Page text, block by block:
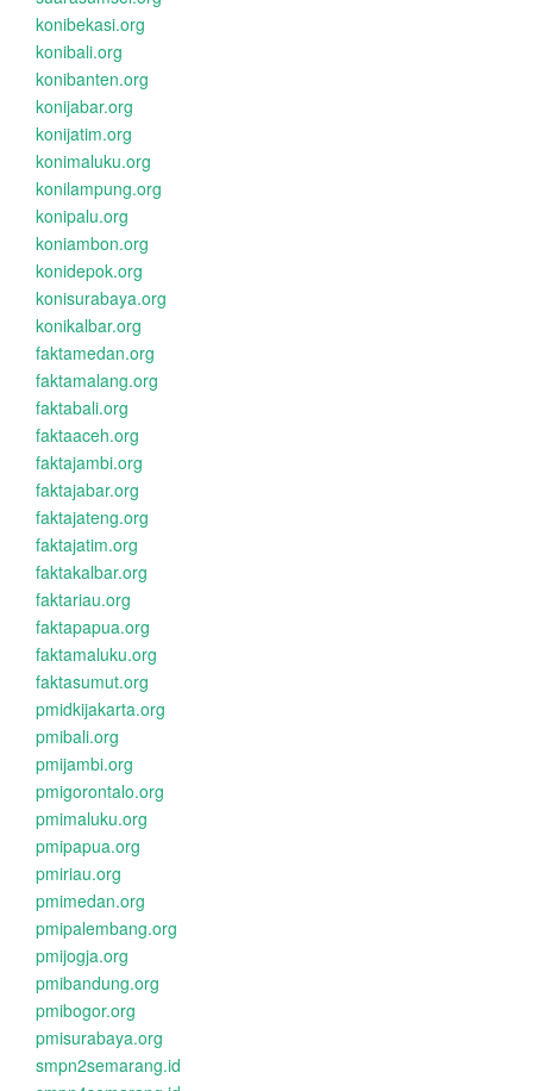
konibekasi.org
konibali.org
konibanten.org
konijabar.org
konijatim.org
konimaluku.org
konilampung.org
konipalu.org
koniambon.org
konidepok.org
konisurabaya.org
konikalbar.org
faktamedan.org
faktamalang.org
faktabali.org
faktaaceh.org
faktajambi.org
faktajabar.org
faktajateng.org
faktajatim.org
faktakalbar.org
faktariau.org
faktapapua.org
faktamaluku.org
faktasumut.org
pmidkijakarta.org
pmibali.org
pmijambi.org
pmigorontalo.org
pmimaluku.org
pmipapua.org
pmiriau.org
pmimedan.org
pmipalembang.org
pmijogja.org
pmibandung.org
pmibogor.org
pmisurabaya.org
smpn2semarang.id